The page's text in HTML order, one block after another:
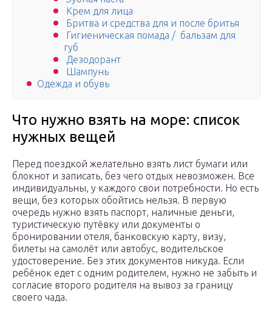
Крем для лица
Бритва и средства для и после бритья
Гигиеническая помада / бальзам для
губ
Дезодорант
Шампунь
Одежда и обувь
Что нужно взять на море: список
нужных вещей
Перед поездкой желательно взять лист бумаги или
блокнот и записать, без чего отдых невозможен. Все
индивидуальны, у каждого свои потребности. Но есть
вещи, без которых обойтись нельзя. В первую
очередь нужно взять паспорт, наличные деньги,
туристическую путёвку или документы о
бронировании отеля, банковскую карту, визу,
билеты на самолёт или автобус, водительское
удостоверение. Без этих документов никуда. Если
ребёнок едет с одним родителем, нужно не забыть и
согласие второго родителя на вывоз за границу
своего чада.